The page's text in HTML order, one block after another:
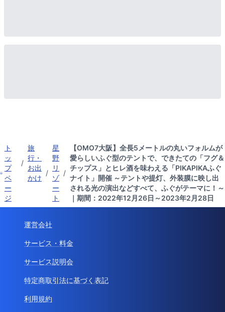
ト
ッ
プ
ペ
ー
ジ
/
旅
行・
お出
かけ
/
星
野
リ
ゾ
ー
ト
/
【OMO7大阪】全長5メートルの丸いフォルムが
愛らしいふぐ型のテントで、できたての「フグ＆
チップス」とヒレ酒を味わえる「PIKAPIKAふぐ
ナイト」開催 ～テントや提灯、外装膜に映し出
される光の演出などすべて、ふぐがテーマに！～
｜期間：2022年12月26日～2023年2月28日
運営会社
サービス・料金
サービス説明会
特定商取引法に基づく表記
利用規約